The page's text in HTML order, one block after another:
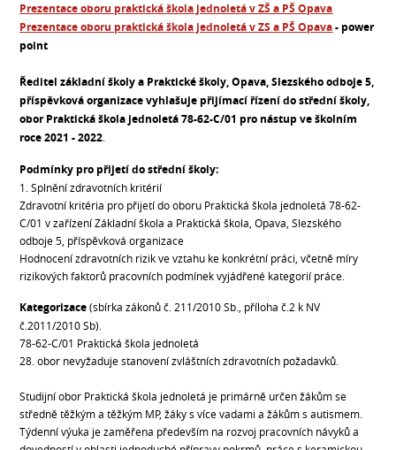
Prezentace oboru praktická škola jednoletá v ZŠ a PŠ Opava
Prezentace oboru praktická škola jednoletá v ZS a PŠ Opava- power
point
Ředitel základní školy a Praktické školy, Opava, Slezského odboje 5,
příspěvková organizace vyhlašuje přijímací řízení do střední školy,
obor Praktická škola jednoletá 78-62-C/01 pro nástup ve školním
roce 2021 - 2022
Podmínky pro přijetí do střední školy:
1. Splnění zdravotních kritérií
Zdravotní kritéria pro přijetí do oboru Praktická škola jednoletá 78-62-
C/01 v zařízení Základní škola a Praktická škola, Opava, Slezského
odboje 5, příspěvková organizace
Hodnocení zdravotních rizik ve vztahu ke konkrétní práci, včetně míry
rizikových faktorů pracovních podmínek vyjádřené kategorií práce.
Kategorizace(sbírka zákonů č. 211/2010 Sb., příloha č.2 k NV
č.2011/2010 Sb).
78-62-C/01 Praktická škola jednoletá
28. obor nevyžaduje stanovení zvláštních zdravotních požadavků.
Studijní obor Praktická škola jednoletá je primárně určen žákům se
středně těžkým a těžkým MP, žáky s více vadami a žákům s autismem.
Týdenní výuka je zaměřena především na rozvoj pracovních návyků a